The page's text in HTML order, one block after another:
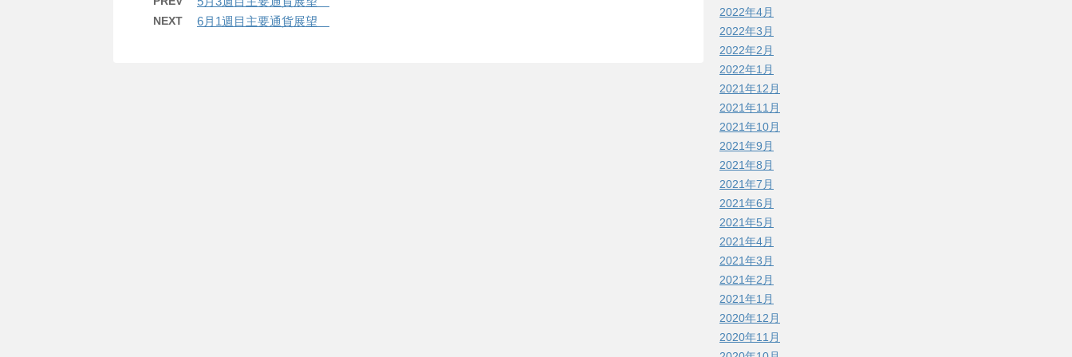
NEXT 6月1週目主要通貨展望
2022年4月
2022年3月
2022年2月
2022年1月
2021年12月
2021年11月
2021年10月
2021年9月
2021年8月
2021年7月
2021年6月
2021年5月
2021年4月
2021年3月
2021年2月
2021年1月
2020年12月
2020年11月